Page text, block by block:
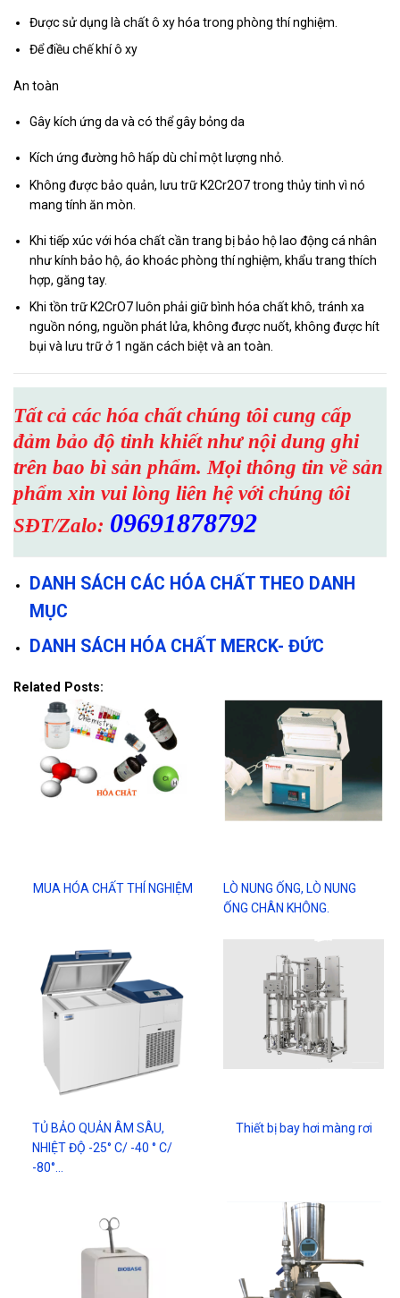
Được sử dụng là chất ô xy hóa trong phòng thí nghiệm.
Để điều chế khí ô xy
An toàn
Gây kích ứng da và có thể gây bỏng da
Kích ứng đường hô hấp dù chỉ một lượng nhỏ.
Không được bảo quản, lưu trữ K2Cr2O7 trong thủy tinh vì nó
mang tính ăn mòn.
Khi tiếp xúc với hóa chất cần trang bị bảo hộ lao động cá nhân
như kính bảo hộ, áo khoác phòng thí nghiệm, khẩu trang thích
hợp, găng tay.
Khi tồn trữ K2CrO7 luôn phải giữ bình hóa chất khô, tránh xa
nguồn nóng, nguồn phát lửa, không được nuốt, không được hít
bụi và lưu trữ ở 1 ngăn cách biệt và an toàn.
Tất cả các hóa chất chúng tôi cung cấp
đảm bảo độ tinh khiết như nội dung ghi
trên bao bì sản phẩm. Mọi thông tin về sản
phẩm xin vui lòng liên hệ với chúng tôi
SĐT/Zalo: 09691878792
DANH SÁCH CÁC HÓA CHẤT THEO DANH
MỤC
DANH SÁCH HÓA CHẤT MERCK- ĐỨC
Related Posts:
MUA HÓA CHẤT THÍ NGHIỆM
LÒ NUNG ỐNG, LÒ NUNG
ỐNG CHÂN KHÔNG.
TỦ BẢO QUẢN ÂM SÂU,
NHIỆT ĐỘ -25° C/ -40 ° C/
-80°…
Thiết bị bay hơi màng rơi